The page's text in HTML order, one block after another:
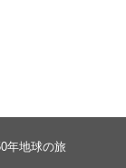
年地球の旅